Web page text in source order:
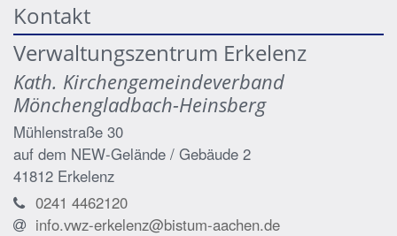
Kontakt
Verwaltungszentrum Erkelenz
Kath. Kirchengemeindeverband
Mönchengladbach-Heinsberg
Mühlenstraße 30
auf dem NEW-Gelände / Gebäude 2
41812 Erkelenz
0241 4462120
info.vwz-erkelenz@bistum-aachen.de